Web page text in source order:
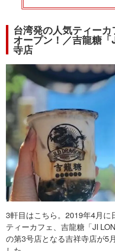
台湾発の人気ティー
オープン！／吉龍糖
寺店
3軒目はこちら。2019年4月
ティーカフェ、吉龍糖「JI
の第3号店となる吉祥寺店が5